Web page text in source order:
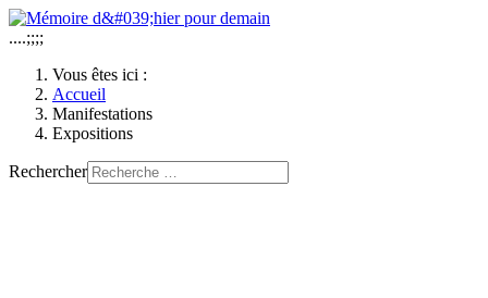
....;;;;
Vous êtes ici :
Accueil
Manifestations
Expositions
Rechercher